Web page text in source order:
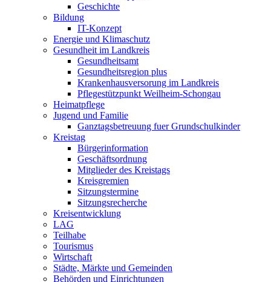
Geschichte
Bildung
IT-Konzept
Energie und Klimaschutz
Gesundheit im Landkreis
Gesundheitsamt
Gesundheitsregion plus
Krankenhausversorung im Landkreis
Pflegestützpunkt Weilheim-Schongau
Heimatpflege
Jugend und Familie
Ganztagsbetreuung fuer Grundschulkinder
Kreistag
Bürgerinformation
Geschäftsordnung
Mitglieder des Kreistags
Kreisgremien
Sitzungstermine
Sitzungsrecherche
Kreisentwicklung
LAG
Teilhabe
Tourismus
Wirtschaft
Städte, Märkte und Gemeinden
Behörden und Einrichtungen